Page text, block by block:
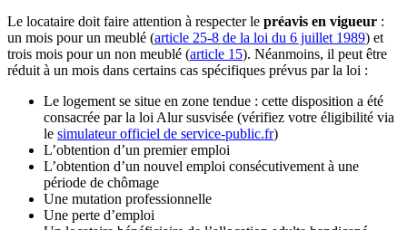
Le locataire doit faire attention à respecter le préavis en vigueur :
un mois pour un meublé (article 25-8 de la loi du 6 juillet 1989) et
trois mois pour un non meublé (article 15). Néanmoins, il peut être
réduit à un mois dans certains cas spécifiques prévus par la loi :
Le logement se situe en zone tendue : cette disposition a été
consacrée par la loi Alur susvisée (vérifiez votre éligibilité via
le simulateur officiel de service-public.fr)
L’obtention d’un premier emploi
L’obtention d’un nouvel emploi consécutivement à une
période de chômage
Une mutation professionnelle
Une perte d’emploi